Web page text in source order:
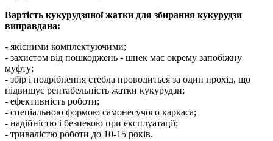
Вартість кукурудзяної жатки для збирання кукурудзи
виправдана:
- якісними комплектуючими;
- захистом від пошкоджень - шнек має окрему запобіжну
муфту;
- збір і подрібнення стебла проводиться за один прохід, що
підвищує рентабельність жатки кукурудзи;
- ефективність роботи;
- спеціальною формою самонесучого каркаса;
- надійністю і безпекою при експлуатації;
- тривалістю роботи до 10-15 років.